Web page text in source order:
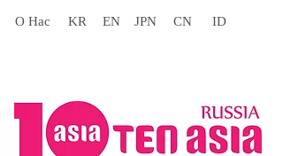
О Нас KR EN JPN CN ID